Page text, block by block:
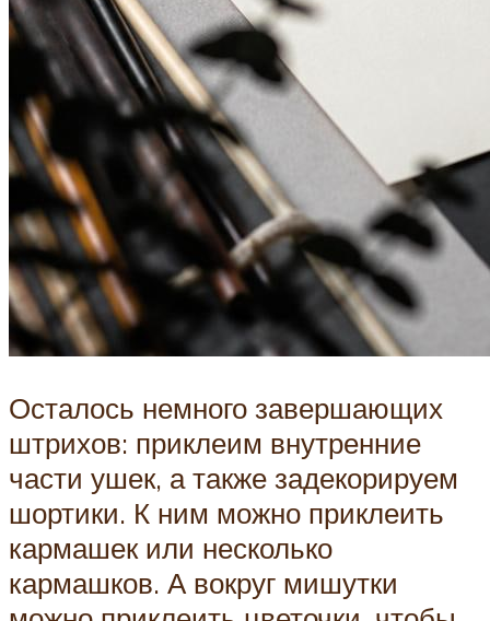
Осталось немного завершающих
штрихов: приклеим внутренние
части ушек, а также задекорируем
шортики. К ним можно приклеить
кармашек или несколько
кармашков. А вокруг мишутки